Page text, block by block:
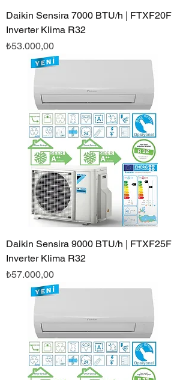
Daikin Sensira 7000 BTU/h | FTXF20F
Inverter Klima R32
Fiyat
₺53.000,00
Daikin Sensira 9000 BTU/h | FTXF25F
Inverter Klima R32
Fiyat
₺57.000,00